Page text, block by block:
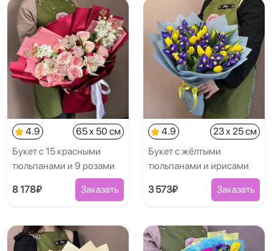
4.9
65 x 50 см
Букет с 15 красными
тюльпанами и 9 розами
8 178₽ Заказать
4.9
23 x 25 см
Букет с жёлтыми
тюльпанами и ирисами
3 573₽ Заказать